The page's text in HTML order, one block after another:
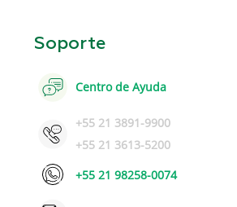
Soporte
Centro de Ayuda
+55 21 3891-9900
+55 21 3613-5200
+55 21 98258-0074